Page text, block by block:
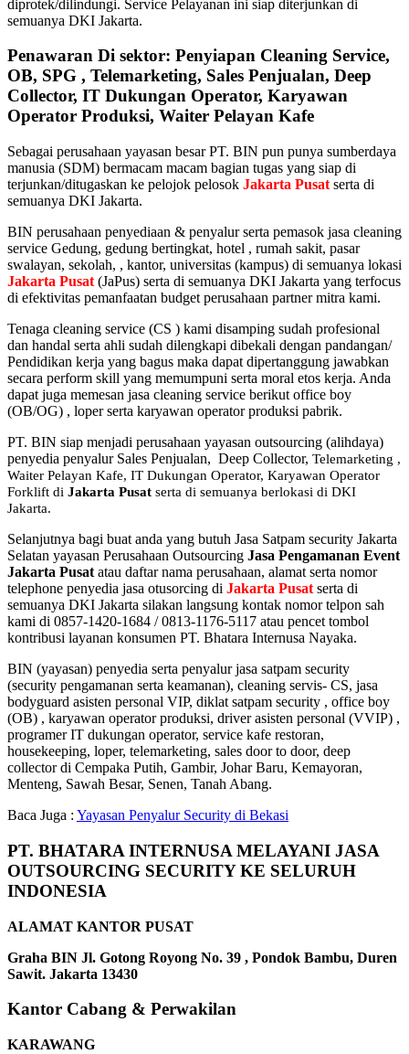
diprotek/dilindungi. Service Pelayanan ini siap diterjunkan di
semuanya DKI Jakarta.
Penawaran Di sektor: Penyiapan Cleaning Service,
OB, SPG , Telemarketing, Sales Penjualan, Deep
Collector, IT Dukungan Operator, Karyawan
Operator Produksi, Waiter Pelayan Kafe
Sebagai perusahaan yayasan besar PT. BIN pun punya sumberdaya
manusia (SDM) bermacam macam bagian tugas yang siap di
terjunkan/ditugaskan ke pelojok pelosok Jakarta Pusat serta di
semuanya DKI Jakarta.
BIN perusahaan penyediaan & penyalur serta pemasok jasa cleaning
service Gedung, gedung bertingkat, hotel , rumah sakit, pasar
swalayan, sekolah, , kantor, universitas (kampus) di semuanya lokasi
Jakarta Pusat (JaPus) serta di semuanya DKI Jakarta yang terfocus
di efektivitas pemanfaatan budget perusahaan partner mitra kami.
Tenaga cleaning service (CS ) kami disamping sudah profesional
dan handal serta ahli sudah dilengkapi dibekali dengan pandangan/
Pendidikan kerja yang bagus maka dapat dipertanggung jawabkan
secara perform skill yang memumpuni serta moral etos kerja. Anda
dapat juga memesan jasa cleaning service berikut office boy
(OB/OG) , loper serta karyawan operator produksi pabrik.
PT. BIN siap menjadi perusahaan yayasan outsourcing (alihdaya)
penyedia penyalur Sales Penjualan, Deep Collector, Telemarketing ,
Waiter Pelayan Kafe, IT Dukungan Operator, Karyawan Operator
Forklift di Jakarta Pusat serta di semuanya berlokasi di DKI
Jakarta.
Selanjutnya bagi buat anda yang butuh Jasa Satpam security Jakarta
Selatan yayasan Perusahaan Outsourcing Jasa Pengamanan Event
Jakarta Pusat atau daftar nama perusahaan, alamat serta nomor
telephone penyedia jasa otusorcing di Jakarta Pusat serta di
semuanya DKI Jakarta silakan langsung kontak nomor telpon sah
kami di 0857-1420-1684 / 0813-1176-5117 atau pencet tombol
kontribusi layanan konsumen PT. Bhatara Internusa Nayaka.
BIN (yayasan) penyedia serta penyalur jasa satpam security
(security pengamanan serta keamanan), cleaning servis- CS, jasa
bodyguard asisten personal VIP, diklat satpam security , office boy
(OB) , karyawan operator produksi, driver asisten personal (VVIP) ,
programer IT dukungan operator, service kafe restoran,
housekeeping, loper, telemarketing, sales door to door, deep
collector di Cempaka Putih, Gambir, Johar Baru, Kemayoran,
Menteng, Sawah Besar, Senen, Tanah Abang.
Baca Juga : Yayasan Penyalur Security di Bekasi
PT. BHATARA INTERNUSA MELAYANI JASA
OUTSOURCING SECURITY KE SELURUH
INDONESIA
ALAMAT KANTOR PUSAT
Graha BIN Jl. Gotong Royong No. 39 , Pondok Bambu, Duren
Sawit. Jakarta 13430
Kantor Cabang & Perwakilan
KARAWANG